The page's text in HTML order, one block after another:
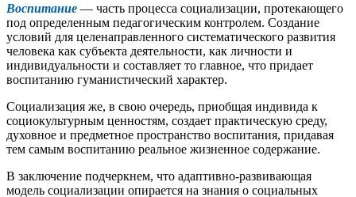
Воспитание — часть процесса социализации, протекающего
под определенным педагогическим контролем. Создание
условий для целенаправленного систематического развития
человека как субъекта деятельности, как личности и
индивидуальности и составляет то главное, что придает
воспитанию гуманистический характер.
Социализация же, в свою очередь, приобщая индивида к
социокультурным ценностям, создает практическую среду,
духовное и предметное пространство воспитания, придавая
тем самым воспитанию реальное жизненное содержание.
В заключение подчеркнем, что адаптивно-развивающая
модель социализации опирается на знания о социальных